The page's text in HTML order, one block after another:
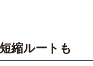
縮ルートも